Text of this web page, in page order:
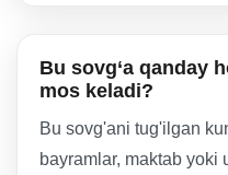
Bu sovg‘a qanday
mos keladi?
Bu sovg'ani tug'ilgan
bayramlar, maktab yoki